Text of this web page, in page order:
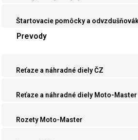
Štartovacie pomôcky a
Prevody
Reťaze a náhradné diely ČZ
Reťaze a náhradné diely Moto-Master
Rozety Moto-Master